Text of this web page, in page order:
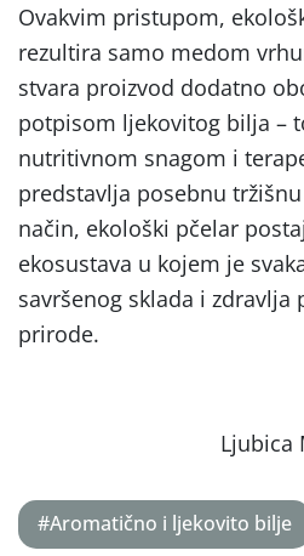
Ovakvim pristupom,
rezultira samo medom
stvara proizvod dodatno
potpisom ljekovitog bilja –
nutritivnom snagom i
predstavlja posebnu
način, ekološki pčelar
ekosustava u kojem je
savršenog sklada i zdravlja
prirode.
Ljubica
#Aromatično i ljekovito bilje